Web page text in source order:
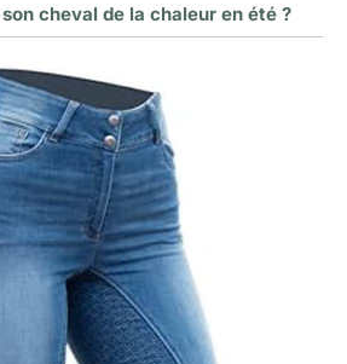
cheval de la chaleur en été ?